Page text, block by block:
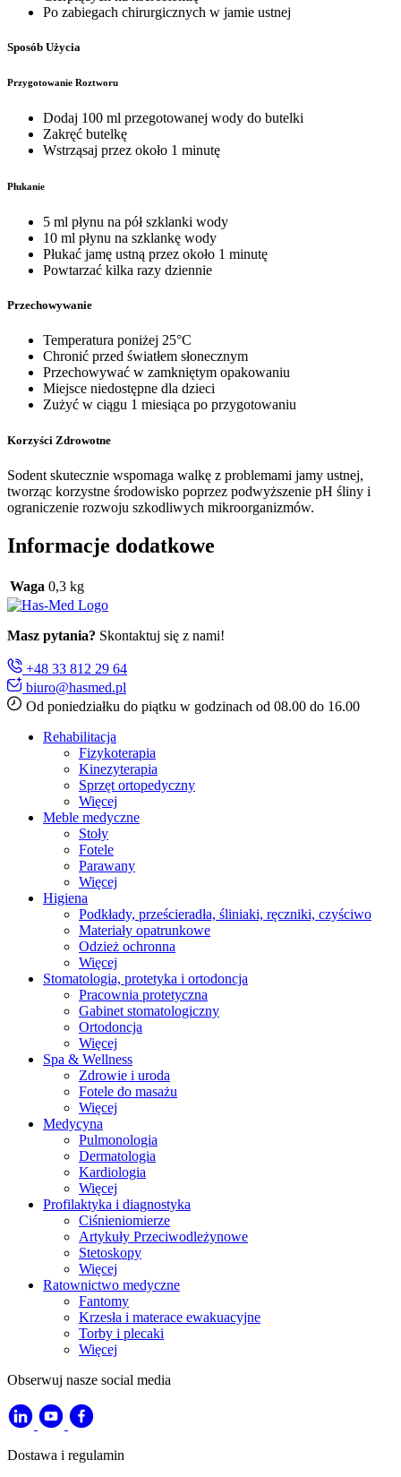
Po zabiegach chirurgicznych w jamie ustnej
Sposób Użycia
Przygotowanie Roztworu
Dodaj 100 ml przegotowanej wody do butelki
Zakręć butelkę
Wstrząsaj przez około 1 minutę
Płukanie
5 ml płynu na pół szklanki wody
10 ml płynu na szklankę wody
Płukać jamę ustną przez około 1 minutę
Powtarzać kilka razy dziennie
Przechowywanie
Temperatura poniżej 25°C
Chronić przed światłem słonecznym
Przechowywać w zamkniętym opakowaniu
Miejsce niedostępne dla dzieci
Zużyć w ciągu 1 miesiąca po przygotowaniu
Korzyści Zdrowotne
Sodent skutecznie wspomaga walkę z problemami jamy ustnej,
tworząc korzystne środowisko poprzez podwyższenie pH śliny i
ograniczenie rozwoju szkodliwych mikroorganizmów.
Informacje dodatkowe
Waga 0,3 kg
Masz pytania? Skontaktuj się z nami!
+48 33 812 29 64
biuro@hasmed.pl
Od poniedziałku do piątku w godzinach od 08.00 do 16.00
Rehabilitacja
Fizykoterapia
Kinezyterapia
Sprzęt ortopedyczny
Więcej
Meble medyczne
Stoły
Fotele
Parawany
Więcej
Higiena
Podkłady, prześcieradła, śliniaki, ręczniki, czyściwo
Materiały opatrunkowe
Odzież ochronna
Więcej
Stomatologia, protetyka i ortodoncja
Pracownia protetyczna
Gabinet stomatologiczny
Ortodoncja
Więcej
Spa & Wellness
Zdrowie i uroda
Fotele do masażu
Więcej
Medycyna
Pulmonologia
Dermatologia
Kardiologia
Więcej
Profilaktyka i diagnostyka
Ciśnieniomierze
Artykuły Przeciwodleżynowe
Stetoskopy
Więcej
Ratownictwo medyczne
Fantomy
Krzesła i materace ewakuacyjne
Torby i plecaki
Więcej
Obserwuj nasze social media
Dostawa i regulamin